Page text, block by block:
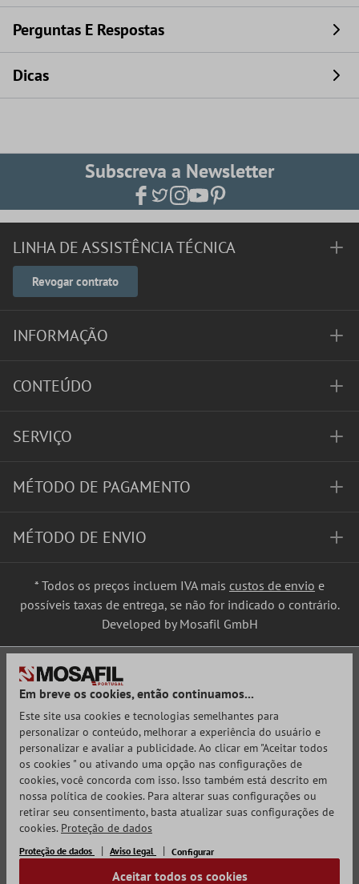
Perguntas E Respostas
Dicas
Subscreva a Newsletter
LINHA DE ASSISTÊNCIA TÉCNICA
Revogar contrato
INFORMAÇÃO
CONTEÚDO
SERVIÇO
MÉTODO DE PAGAMENTO
MÉTODO DE ENVIO
* Todos os preços incluem IVA mais custos de envio e
possíveis taxas de entrega, se não for indicado o contrário.
Developed by Mosafil GmbH
Em breve os cookies, então continuamos...
Este site usa cookies e tecnologias semelhantes para
personalizar o conteúdo, melhorar a experiência do usuário e
personalizar e avaliar a publicidade. Ao clicar em "Aceitar todos
os cookies " ou ativando uma opção nas configurações de
cookies, você concorda com isso. Isso também está descrito em
nossa política de cookies. Para alterar suas configurações ou
retirar seu consentimento, basta atualizar suas configurações de
cookies. Proteção de dados
Proteção de dados Aviso legal Configurar
Aceitar todos os cookies